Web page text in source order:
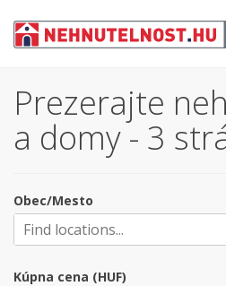
Prezerajte
a domy - 3
Obec/Mesto
Kúpna cena (HUF)